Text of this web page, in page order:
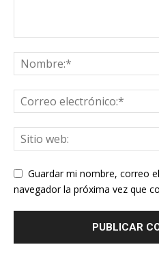
Guardar mi nombre, correo
navegador la próxima vez que